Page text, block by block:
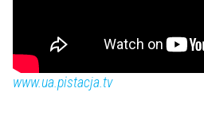
www.ua.pistacja.tv